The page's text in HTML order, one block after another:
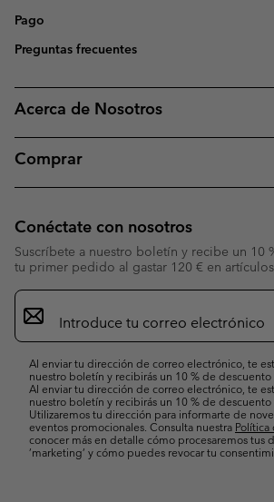
Pago
Preguntas frecuentes
Acerca de Nosotros
Comprar
Conéctate con nosotros
Suscríbete a nuestro boletín y recibe un 10
tu primer pedido al gastar 120 € en
Suscripción
de
correo
Al enviar tu dirección de correo electrónico, te
nuestro boletín y recibirás un 10 % de
Al enviar tu dirección de correo electrónico, te
nuestro boletín y recibirás un 10 % de
Utilizaremos tu dirección para informarte de
eventos promocionales. Consulta nuestra Política
conocer más en detalle cómo procesaremos tus
’marketing’ y cómo puedes revocar tu